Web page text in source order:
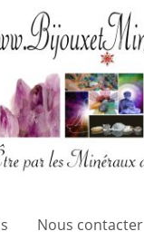
Nous contacter